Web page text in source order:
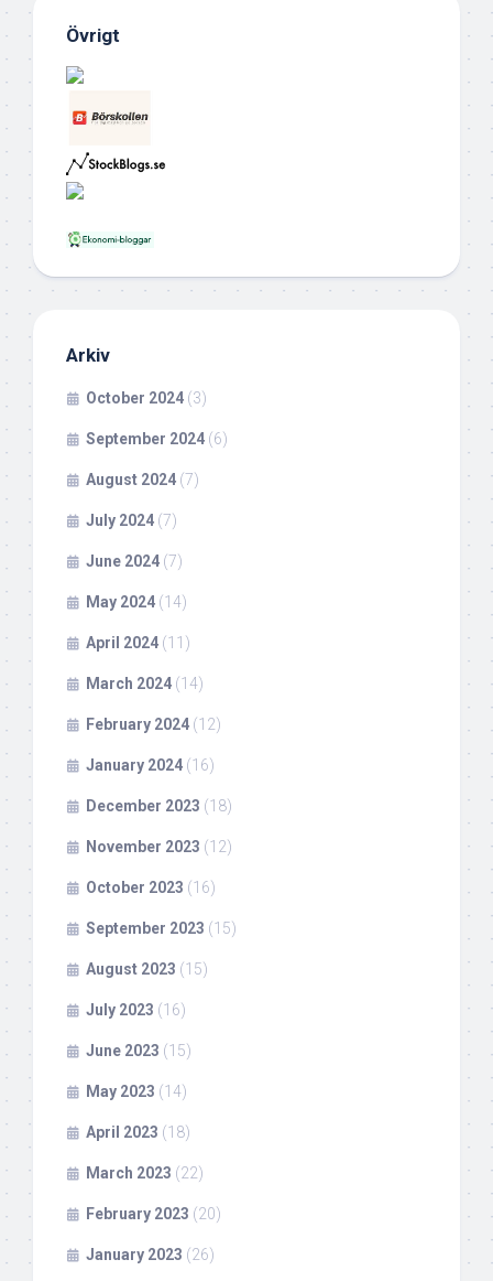
Övrigt
Arkiv
October 2024 (3)
September 2024 (6)
August 2024 (7)
July 2024 (7)
June 2024 (7)
May 2024 (14)
April 2024 (11)
March 2024 (14)
February 2024 (12)
January 2024 (16)
December 2023 (18)
November 2023 (12)
October 2023 (16)
September 2023 (15)
August 2023 (15)
July 2023 (16)
June 2023 (15)
May 2023 (14)
April 2023 (18)
March 2023 (22)
February 2023 (20)
January 2023 (26)